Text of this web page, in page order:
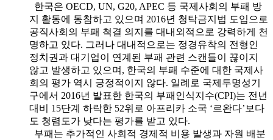
한국은 OECD, UN, G20, APEC 등 국제사회의 부패 방
지 활동에 동참하고 있으며 2016년 청탁금지법 도입으로
공직사회의 부패 척결 의지를 대내외적으로 강력하게 천
명하고 있다. 그러나 대내적으로는 정경유착의 전형인
정치권과 대기업이 연계된 부패 관련 스캔들이 끊이지
않고 발생하고 있으며, 한국의 부패 수준에 대한 국제사
회의 평가 역시 긍정적이지 않다. 일례로 국제투명성기
구에서 2016년 발표한 한국의 부패인식지수(CPI)는 전년
대비 15단계 하락한 52위로 아프리카 소국 ‘르완다’보다
도 청렴도가 낮다는 평가를 받고 있다.
부패는 추가적인 사회적 경제적 비용 발생과 자원 배분